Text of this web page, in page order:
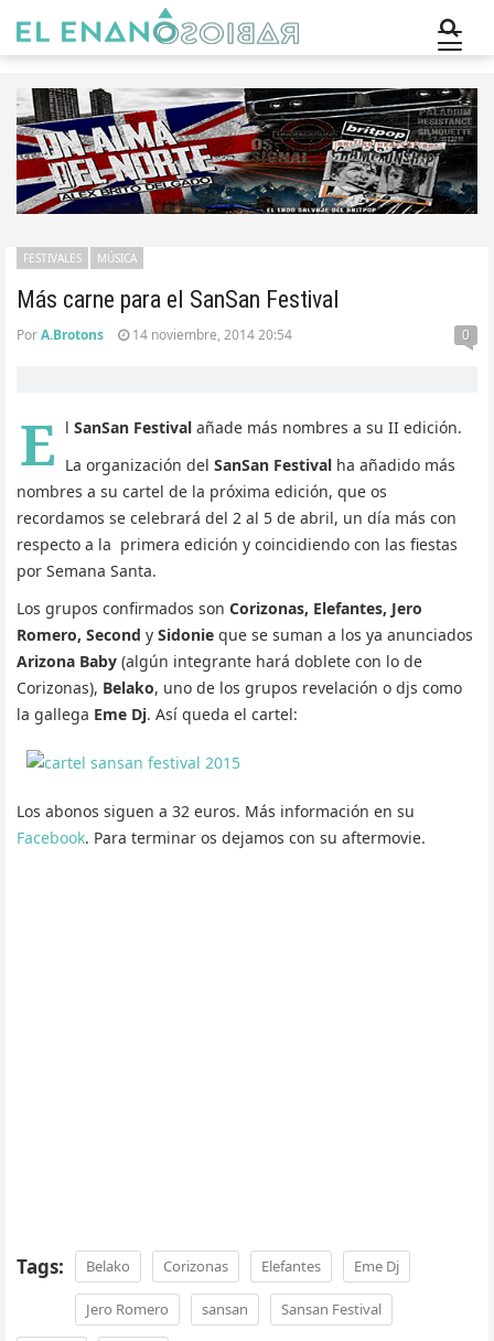
Más carne para el SanSan Festival
FESTIVALES MÚSICA
PorA.Brotons 14 noviembre, 2014 20:54 0
E l SanSan Festival añade más nombres a su II edición.
La organización del SanSan Festival ha añadido más
nombres a su cartel de la próxima edición, que os
recordamos se celebrará del 2 al 5 de abril, un día más con
respecto a la primera edición y coincidiendo con las fiestas
por Semana Santa.
Los grupos confirmados son Corizonas, Elefantes, Jero
Romero, Second y Sidonie que se suman a los ya anunciados
Arizona Baby (algún integrante hará doblete con lo de
Corizonas), Belako, uno de los grupos revelación o djs como
la gallega Eme Dj. Así queda el cartel:
Los abonos siguen a 32 euros. Más información en su
Facebook. Para terminar os dejamos con su aftermovie.
Tags: Belako Corizonas Elefantes Eme Dj
Jero Romero sansan Sansan Festival